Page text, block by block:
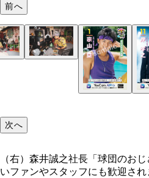
（右）森井誠之社長
画が若いファンやス
今年は9月12～15日
に変身した選手の写
昨年、山下メロさん
団が当時存在したら
今年は平成のカラオ
本から目当ての曲を
度リモコンに入力し
昭和平成男子の憧れ
ムまでついたエチケ
ボンタンをはじめと
やカラオケ文化など
サブスクじゃない！
タル店に陳列されて
CDを取り出して借り
懐かしい
前へ
次へ
（右）森井誠之社長「球団のお
いファンやスタッフにも歓迎さ